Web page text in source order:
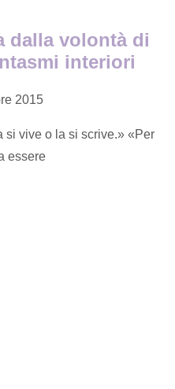
dalla volontà di
interiori
2015
si vive o la si scrive.» «Per
essere